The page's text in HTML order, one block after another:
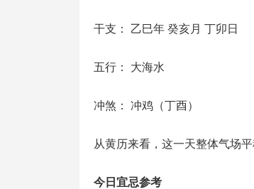
干支： 乙巳年 癸亥月 丁卯日
五行： 大海水
冲煞： 冲鸡（丁酉）
从黄历来看，这一天整体气场
今日宜忌参考